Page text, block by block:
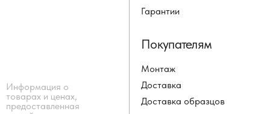
Информация о
товарах и ценах,
предоставленная
Монтаж
Доставка
Доставка образцов
Покупателям
Гарантии